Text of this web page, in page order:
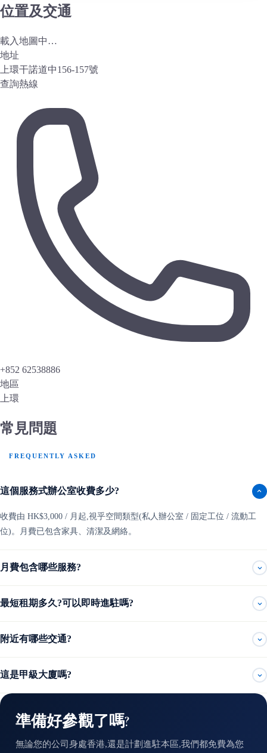
位置及交通
載入地圖中…
地址
上環干諾道中156-157號
查詢熱線
+852 62538886
地區
上環
常見問題
FREQUENTLY ASKED
這個服務式辦公室收費多少?
收費由 HK$3,000 / 月起,視乎空間類型(私人辦公室 / 固定工位 / 流動工
位)。月費已包含家具、清潔及網絡。
月費包含哪些服務?
最短租期多久?可以即時進駐嗎?
附近有哪些交通?
這是甲級大廈嗎?
準備好參觀了嗎?
無論您的公司身處香港,還是計劃進駐本區,我們都免費為您